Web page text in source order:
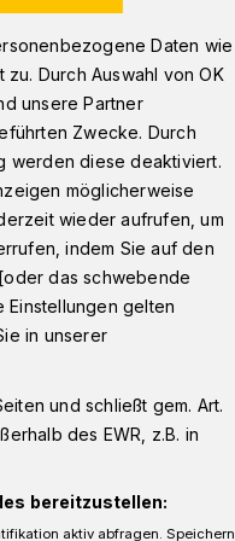
Daten wie
Durch Auswahl von OK
unsere Partner
Zwecke. Durch
werden diese deaktiviert.
möglicherweise
wieder aufrufen, um
indem Sie auf den
das schwebende
gelten
in unserer
und schließt gem. Art.
des EWR, z.B. in
bereitzustellen:
aktiv abfragen. Speichern